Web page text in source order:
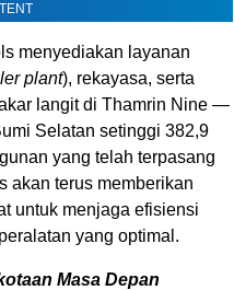
menyediakan layanan
plant), rekayasa, serta
langit di Thamrin Nine —
Selatan setinggi 382,9
yang telah terpasang
akan terus memberikan
untuk menjaga efisiensi
yang optimal.
Masa Depan